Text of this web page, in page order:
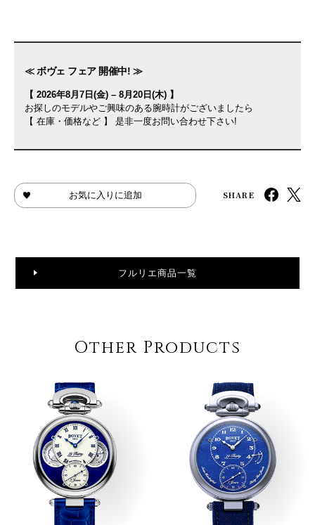
≪ ボヴェ フェア 開催中! ≫
【 2026年8月7日(金) – 8月20日(木) 】
お探しのモデルやご興味のある腕時計がございましたら
【 在庫・価格など 】 是非一度お問い合わせ下さい!
お気に入りに追加 SHARE
フルリエ商品一覧
Other Products